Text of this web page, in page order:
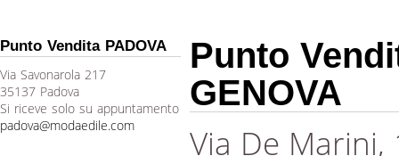
Punto Vendita PADOVA
Via Savonarola 217
35137 Padova
Si riceve solo su appuntamento
padova@modaedile.com
Punto
GENOVA
Via De Marini,